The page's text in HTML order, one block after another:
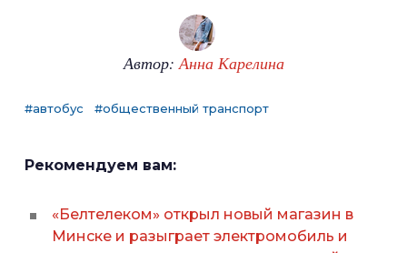
Автор: Анна Карелина
#автобус #общественный транспорт
Рекомендуем вам:
«Белтелеком» открыл новый магазин в
Минске и разыграет электромобиль и